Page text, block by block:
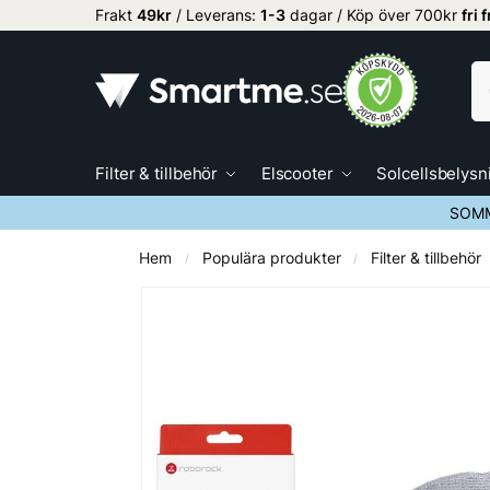
Frakt 49kr / Leverans: 1-3 dagar / Köp över 700kr fri
Filter & tillbehör Elscooter
Hem / Populära produkter / Filter & tillbehör